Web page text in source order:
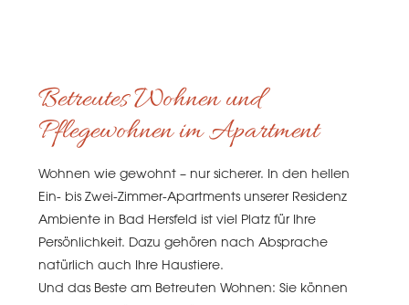
Betreutes Wohnen und
Pflegewohnen im Apartment
Wohnen wie gewohnt – nur sicherer. In den hellen
Ein- bis Zwei-Zimmer-Apartments unserer Residenz
Ambiente in Bad Hersfeld ist viel Platz für Ihre
Persönlichkeit. Dazu gehören nach Absprache
natürlich auch Ihre Haustiere.
Und das Beste am Betreuten Wohnen: Sie können